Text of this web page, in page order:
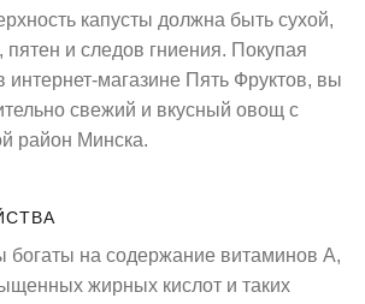
капусты должна быть сухой,
пятен и следов гниения. Покупая
интернет-магазине Пять Фруктов, вы
свежий и вкусный овощ с
район Минска.
богаты на содержание витаминов А,
жирных кислот и таких